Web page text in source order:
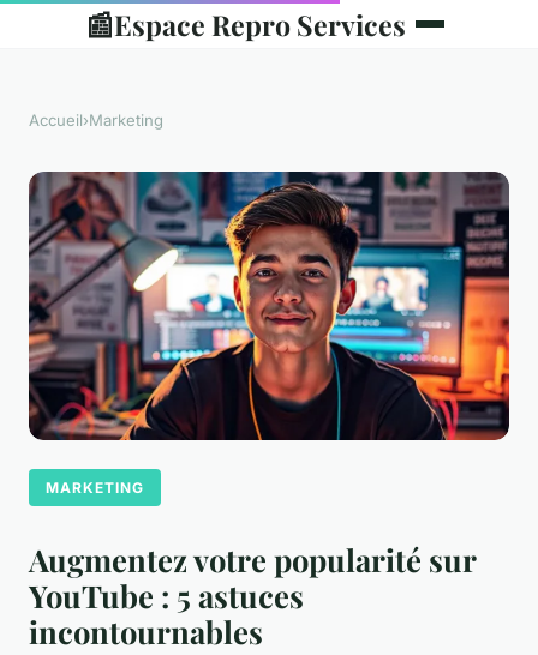
📰Espace Repro Services
Accueil›Marketing
MARKETING
Augmentez votre popularité sur
YouTube : 5 astuces
incontournables